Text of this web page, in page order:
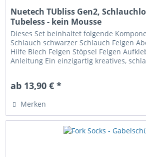
Nuetech TUbliss Gen2,
Tubeless - kein Mousse
Dieses Set beinhaltet folgende
Schlauch schwarzer Schlauch Felgen
Hilfe Blech Felgen Stöpsel Felgen
Anleitung Ein einzigartig kreatives,
ab 13,90 € *
Merken